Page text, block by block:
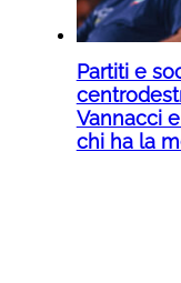
Partiti e
Vannacci
chi ha la